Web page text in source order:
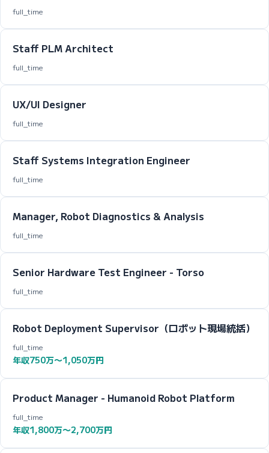
full_time
Staff PLM Architect
full_time
UX/UI Designer
full_time
Staff Systems Integration Engineer
full_time
Manager, Robot Diagnostics & Analysis
full_time
Senior Hardware Test Engineer - Torso
full_time
Robot Deployment Supervisor（ロボット現場統括）
full_time
年収750万〜1,050万円
Product Manager - Humanoid Robot Platform
full_time
年収1,800万〜2,700万円